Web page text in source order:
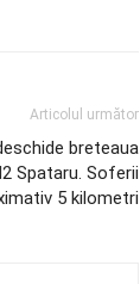
Articolul următor
breteaua
Spataru. Soferii
5 kilometri